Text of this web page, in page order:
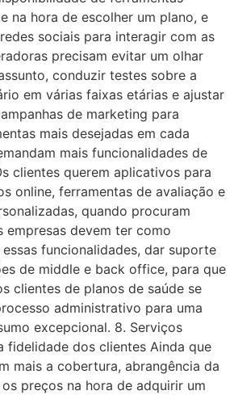
na hora de escolher um plano, e
sociais para interagir com as
precisam evitar um olhar
conduzir testes sobre a
em várias faixas etárias e ajustar
de marketing para
mais desejadas em cada
mais funcionalidades de
clientes querem aplicativos para
online, ferramentas de avaliação e
quando procuram
empresas devem ter como
funcionalidades, dar suporte
de middle e back office, para que
clientes de planos de saúde se
administrativo para uma
excepcional. 8. Serviços
fidelidade dos clientes Ainda que
mais a cobertura, abrangência da
preços na hora de adquirir um